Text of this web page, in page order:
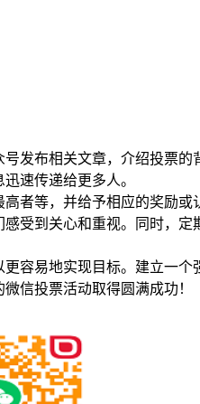
发布相关文章，介绍投票
速传递给更多人。
者等，并给予相应的奖励
受到关心和重视。同时，
容易地实现目标。建立一
信投票活动取得圆满成功！